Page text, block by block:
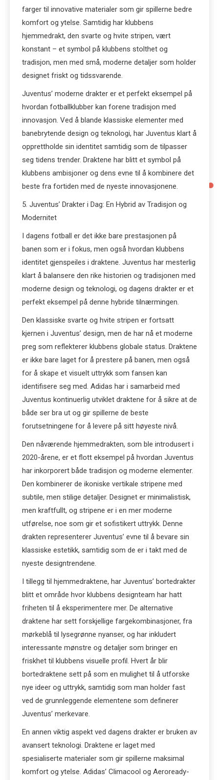
farger til innovative materialer som gir spillerne bedre
komfort og ytelse. Samtidig har klubbens
hjemmedrakt, den svarte og hvite stripen, vært
konstant – et symbol på klubbens stolthet og
tradisjon, men med små, moderne detaljer som holder
designet friskt og tidssvarende.
Juventus’ moderne drakter er et perfekt eksempel på
hvordan fotballklubber kan forene tradisjon med
innovasjon. Ved å blande klassiske elementer med
banebrytende design og teknologi, har Juventus klart å
opprettholde sin identitet samtidig som de tilpasser
seg tidens trender. Draktene har blitt et symbol på
klubbens ambisjoner og dens evne til å kombinere det
beste fra fortiden med de nyeste innovasjonene.
5. Juventus’ Drakter i Dag: En Hybrid av Tradisjon og
Modernitet
I dagens fotball er det ikke bare prestasjonen på
banen som er i fokus, men også hvordan klubbens
identitet gjenspeiles i draktene. Juventus har mesterlig
klart å balansere den rike historien og tradisjonen med
moderne design og teknologi, og dagens drakter er et
perfekt eksempel på denne hybride tilnærmingen.
Den klassiske svarte og hvite stripen er fortsatt
kjernen i Juventus’ design, men de har nå et moderne
preg som reflekterer klubbens globale status. Draktene
er ikke bare laget for å prestere på banen, men også
for å skape et visuelt uttrykk som fansen kan
identifisere seg med. Adidas har i samarbeid med
Juventus kontinuerlig utviklet draktene for å sikre at de
både ser bra ut og gir spillerne de beste
forutsetningene for å levere på sitt høyeste nivå.
Den nåværende hjemmedrakten, som ble introdusert i
2020-årene, er et flott eksempel på hvordan Juventus
har inkorporert både tradisjon og moderne elementer.
Den kombinerer de ikoniske vertikale stripene med
subtile, men stilige detaljer. Designet er minimalistisk,
men kraftfullt, og stripene er i en mer moderne
utførelse, noe som gir et sofistikert uttrykk. Denne
drakten representerer Juventus’ evne til å bevare sin
klassiske estetikk, samtidig som de er i takt med de
nyeste designtrendene.
I tillegg til hjemmedraktene, har Juventus’ bortedrakter
blitt et område hvor klubbens designteam har hatt
friheten til å eksperimentere mer. De alternative
draktene har sett forskjellige fargekombinasjoner, fra
mørkeblå til lysegrønne nyanser, og har inkludert
interessante mønstre og detaljer som bringer en
friskhet til klubbens visuelle profil. Hvert år blir
bortedraktene sett på som en mulighet til å utforske
nye ideer og uttrykk, samtidig som man holder fast
ved de grunnleggende elementene som definerer
Juventus’ merkevare.
En annen viktig aspekt ved dagens drakter er bruken av
avansert teknologi. Draktene er laget med
spesialiserte materialer som gir spillerne maksimal
komfort og ytelse. Adidas’ Climacool og Aeroready-